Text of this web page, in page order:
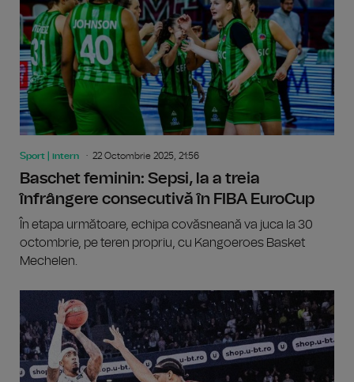
Sport | intern 22 Octombrie 2025, 21:56
Baschet feminin: Sepsi, la a treia
înfrângere consecutivă în FIBA EuroCup
În etapa următoare, echipa covăsneană va juca la 30
octombrie, pe teren propriu, cu Kangoeroes Basket
Mechelen.